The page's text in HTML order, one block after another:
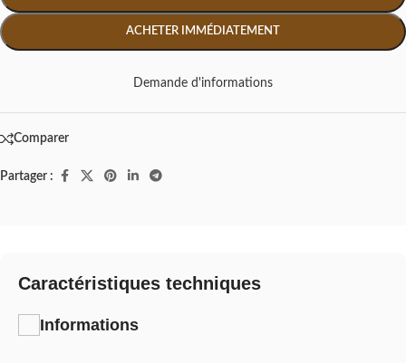
ACHETER IMMÉDIATEMENT
Demande d'informations
Comparer
Partager :
Caractéristiques techniques
Informations